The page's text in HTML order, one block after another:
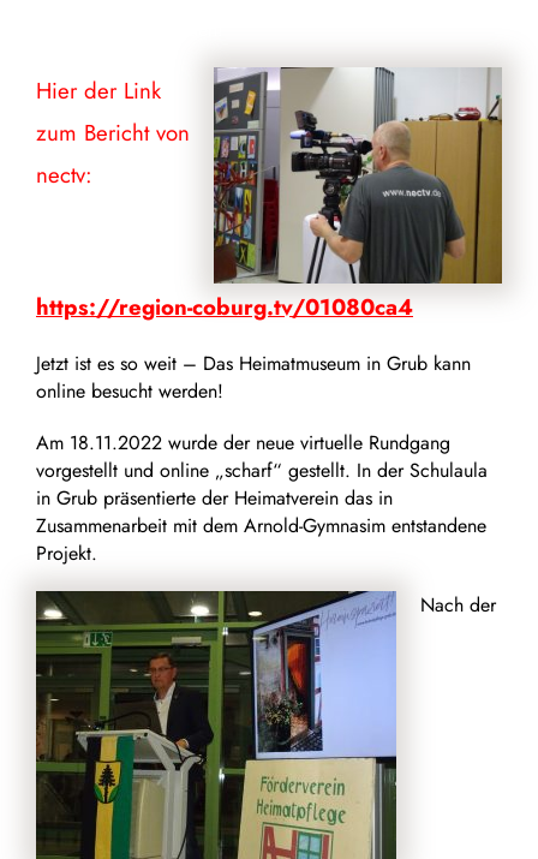
Hier der Link
zum Bericht von
nectv:
https://region-coburg.tv/01080ca4
Jetzt ist es so weit – Das Heimatmuseum in Grub kann
online besucht werden!
Am 18.11.2022 wurde der neue virtuelle Rundgang
vorgestellt und online „scharf“ gestellt. In der Schulaula
in Grub präsentierte der Heimatverein das in
Zusammenarbeit mit dem Arnold-Gymnasim entstandene
Projekt.
Nach der